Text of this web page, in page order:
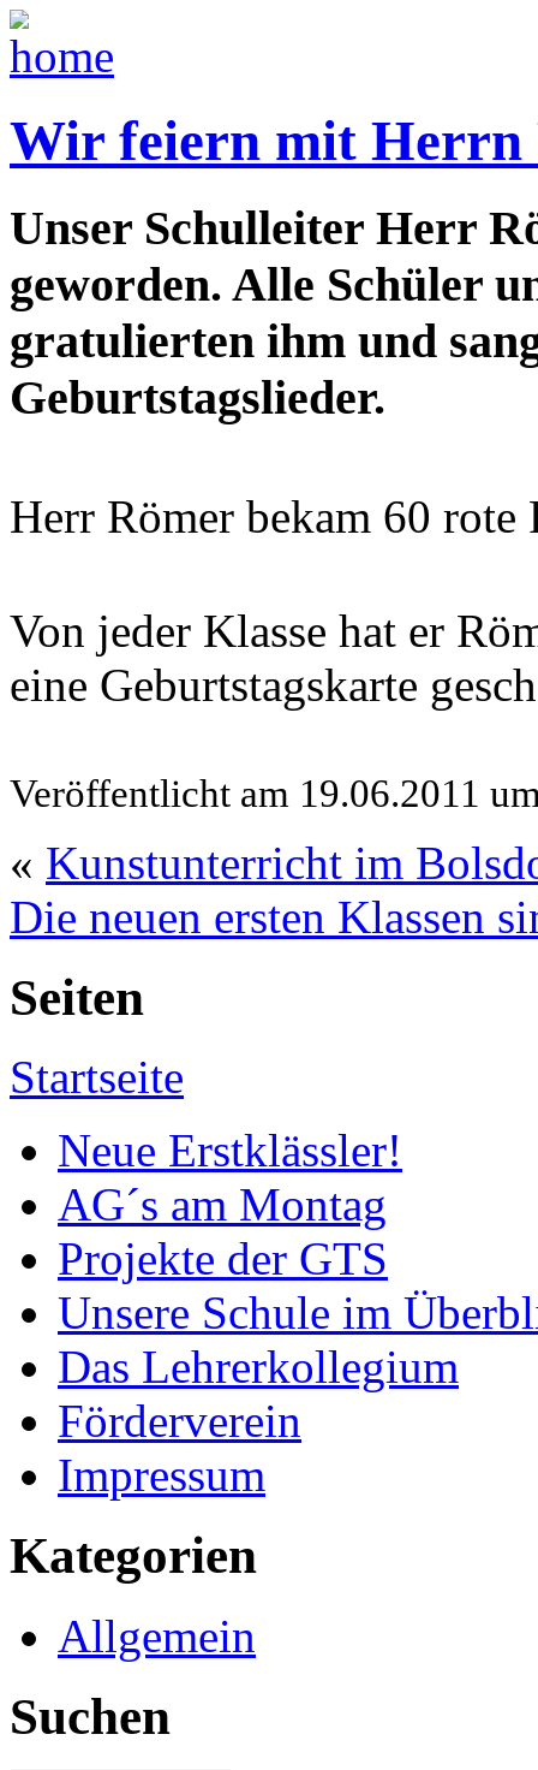
Wir feiern mit Herrn
Unser Schulleiter Herr
geworden. Alle Schüler
gratulierten ihm und
Geburtstagslieder.
Herr Römer bekam 60 rote
Von jeder Klasse hat er
eine Geburtstagskarte
Veröffentlicht am 19.06.2011
« Kunstunterricht im
Die neuen ersten Klassen
Seiten
Startseite
Neue Erstklässler!
AG´s am Montag
Projekte der GTS
Unsere Schule im
Das Lehrerkollegium
Förderverein
Impressum
Kategorien
Allgemein
Suchen